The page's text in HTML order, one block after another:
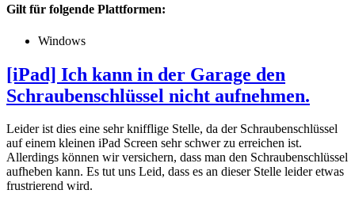
Gilt für folgende Plattformen:
Windows
[iPad] Ich kann in der Garage den
Schraubenschlüssel nicht aufnehmen.
Leider ist dies eine sehr knifflige Stelle, da der Schraubenschlüssel
auf einem kleinen iPad Screen sehr schwer zu erreichen ist.
Allerdings können wir versichern, dass man den Schraubenschlüssel
aufheben kann. Es tut uns Leid, dass es an dieser Stelle leider etwas
frustrierend wird.